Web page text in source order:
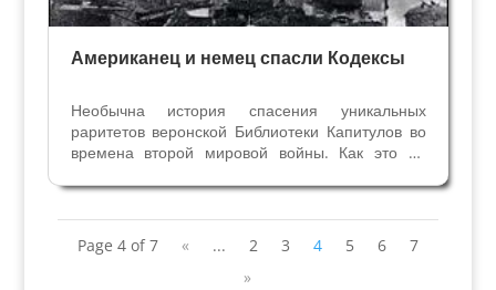
Американец и немец спасли Кодексы
Необычна история спасения уникальных
раритетов веронской Библиотеки Капитулов во
времена второй мировой войны. Как это ни
занимались американец, немец и священник:
Бернард Пиблз, Вольфганг Хагеманн и
монсиньор Джужеппе...
Page 4 of 7 « ... 2 3 4 5 6
7
»